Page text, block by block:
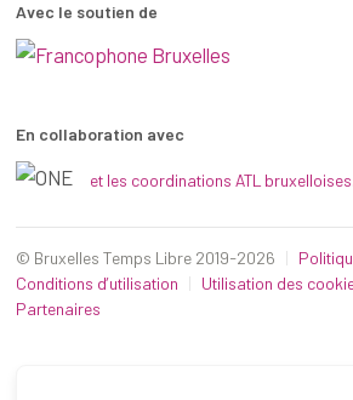
Avec le soutien de
En collaboration avec
et les coordinations ATL bruxelloises.
© Bruxelles Temps Libre 2019-2026
Conditions d’utilisation
Utilisation des
Partenaires